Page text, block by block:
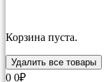
Корзина пуста.
Удалить все товары
0 0₽